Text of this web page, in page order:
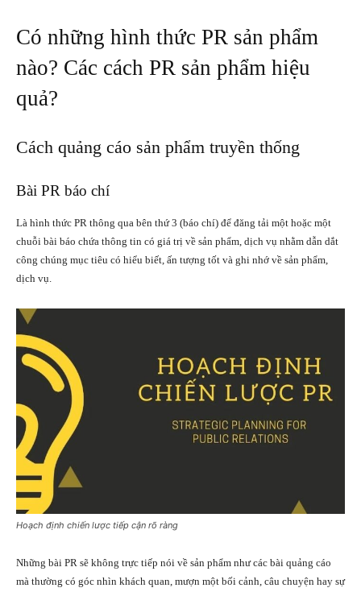
Có những hình thức PR sản phẩm
nào? Các cách PR sản phẩm hiệu
quả?
Cách quảng cáo sản phẩm truyền thống
Bài PR báo chí
Là hình thức PR thông qua bên thứ 3 (báo chí) để đăng tải một hoặc một
chuỗi bài báo chứa thông tin có giá trị về sản phẩm, dịch vụ nhằm dẫn dắt
công chúng mục tiêu có hiểu biết, ấn tượng tốt và ghi nhớ về sản phẩm,
dịch vụ.
Hoạch định chiến lược tiếp cận rõ ràng
Những bài PR sẽ không trực tiếp nói về sản phẩm như các bài quảng cáo
mà thường có góc nhìn khách quan, mượn một bối cảnh, câu chuyện hay sự